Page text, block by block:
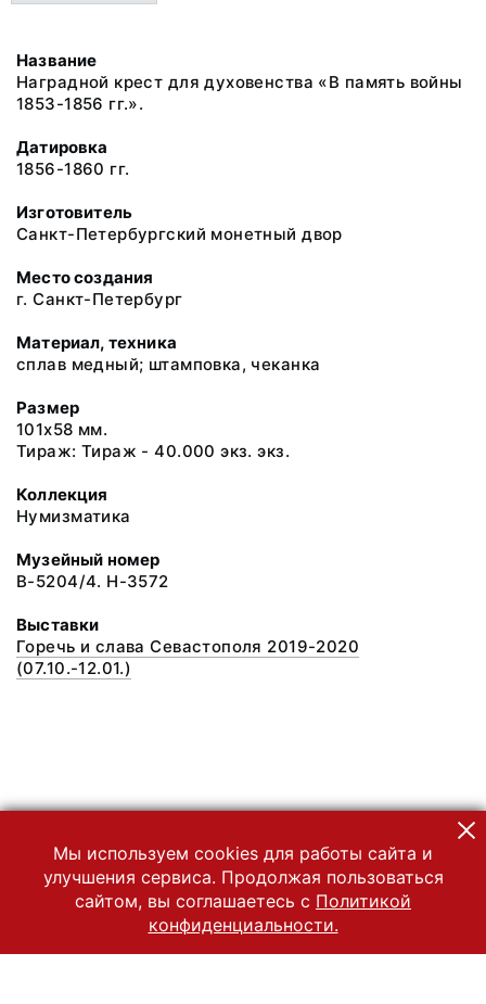
Название
Наградной крест для духовенства «В память войны
1853-1856 гг.».
Датировка
1856-1860 гг.
Изготовитель
Санкт-Петербургский монетный двор
Место создания
г. Санкт-Петербург
Материал, техника
сплав медный; штамповка, чеканка
Размер
101x58 мм.
Тираж: Тираж - 40.000 экз. экз.
Коллекция
Нумизматика
Музейный номер
В-5204/4. Н-3572
Выставки
Горечь и слава Севастополя 2019-2020
(07.10.-12.01.)
Мы используем cookies для работы сайта и
улучшения сервиса. Продолжая пользоваться
сайтом, вы соглашаетесь с Политикой
конфиденциальности.